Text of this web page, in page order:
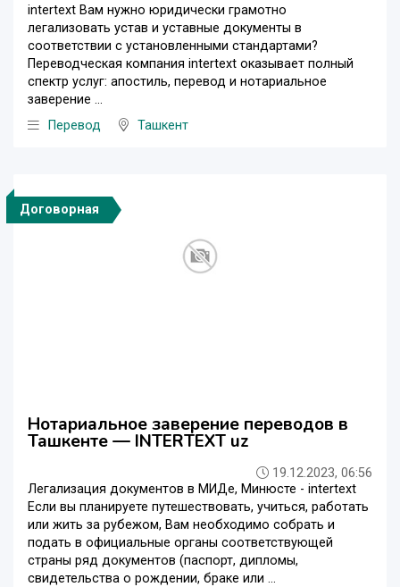
intertext Вам нужно юридически грамотно
легализовать устав и уставные документы в
соответствии с установленными стандартами?
Переводческая компания intertext оказывает полный
спектр услуг: апостиль, перевод и нотариальное
заверение ...
Перевод
Ташкент
Договорная
Нотариальное заверение переводов в
Ташкенте — INTERTEXT uz
19.12.2023, 06:56
Легализация документов в МИДе, Минюсте - intertext
Если вы планируете путешествовать, учиться, работать
или жить за рубежом, Вам необходимо собрать и
подать в официальные органы соответствующей
страны ряд документов (паспорт, дипломы,
свидетельства о рождении, браке или ...